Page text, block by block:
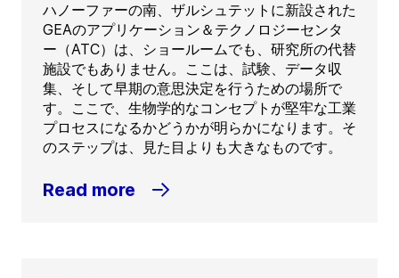
ハノーファーの南、ザルシュテットに新設された
GEAのアプリケーション＆テクノロジーセンタ
ー（ATC）は、ショールームでも、研究所の代替
施設でもありません。ここは、試験、データ収
集、そして早期の意思決定を行うための場所で
す。ここで、生物学的なコンセプトが堅牢な工業
プロセスになるかどうかが明らかになります。そ
のステップは、見た目よりも大きなものです。
Read more